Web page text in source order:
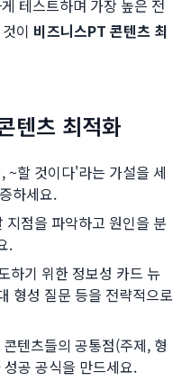
테스트하며 가장 높은 전
이 비즈니스PT 콘텐츠 최
텐츠 최적화
~할 것이다'라는 가설을 세
하세요.
지점을 파악하고 원인을 분
.
하기 위한 정보성 카드 뉴
형성 질문 등을 전략적으로
텐츠들의 공통점(주제, 형
공 공식을 만드세요.